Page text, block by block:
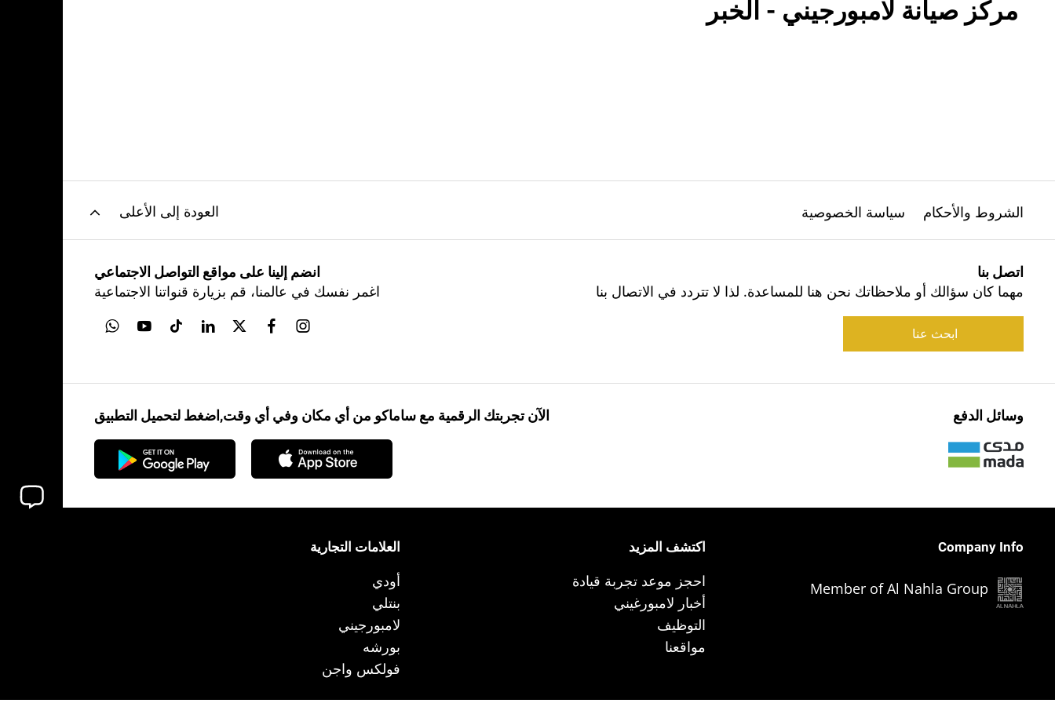
مركز صيانة لامبورجيني - الخبر
الشروط والأحكام سياسة الخصوصية العودة إلى الأعلى
اتصل بنا
مهما كان سؤالك أو ملاحظاتك نحن هنا للمساعدة. لذا لا تتردد في الاتصال بنا
ابحث عنا
انضم إلينا على مواقع التواصل الاجتماعي
اغمر نفسك في عالمنا، قم بزيارة قنواتنا الاجتماعية
وسائل الدفع الآن تجربتك الرقمية مع ساماكو من أي مكان وفي أي وقت,اضغط لتحميل التطبيق
Company Info
Member of Al Nahla Group
اكتشف المزيد
احجز موعد تجربة قيادة
أخبار لامبورغيني
التوظيف
مواقعنا
العلامات التجارية
أودي
بنتلي
لامبورجيني
بورشه
فولكس واجن